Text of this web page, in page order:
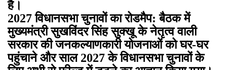
है।
2027 विधानसभा चुनावों का रोडमैप: बैठक में
मुख्यमंत्री सुखविंदर सिंह सुक्खू के नेतृत्व वाली
सरकार की जनकल्याणकारी योजनाओं को घर-घर
पहुंचाने और साल 2027 के विधानसभा चुनावों के